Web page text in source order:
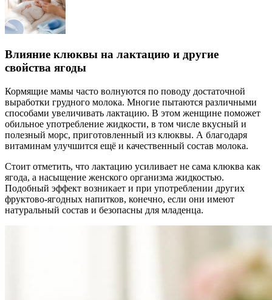
Влияние клюквы на лактацию и другие
свойства ягоды
Кормящие мамы часто волнуются по поводу достаточной
выработки грудного молока. Многие пытаются различными
способами увеличивать лактацию. В этом женщине поможет
обильное употребление жидкости, в том числе вкусный и
полезный морс, приготовленный из клюквы. А благодаря
витаминам улучшится ещё и качественный состав молока.
Стоит отметить, что лактацию усиливает не сама клюква как
ягода, а насыщение женского организма жидкостью.
Подобный эффект возникает и при употреблении других
фруктово-ягодных напитков, конечно, если они имеют
натуральный состав и безопасны для младенца.